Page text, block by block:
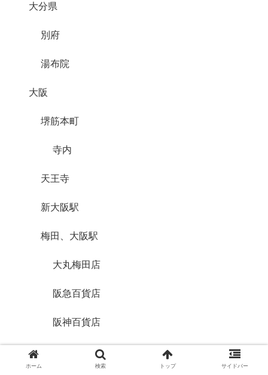
大分県
別府
湯布院
大阪
堺筋本町
寺内
天王寺
新大阪駅
梅田、大阪駅
大丸梅田店
阪急百貨店
阪神百貨店
関西国際空港
ホーム 検索 トップ サイドバー